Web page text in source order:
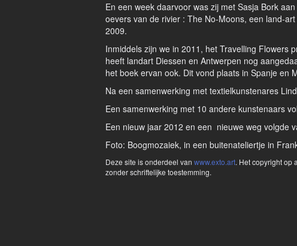
En een week daarvoor was zij met Sasja Bork
oevers van de rivier : The No-Moons, een land-
2009.
Inmiddels zijn we in 2011, het Travelling Flowers
heeft landart Diessen en Antwerpen nog
het boek ervan ook. Dit vond plaats in Spanje en
Na een samenwerking met textielkunstenares
Een samenwerking met 10 andere kunstenaars
Een nieuw jaar 2012 en een nieuwe weg volgde
Foto: Boogmozaiek, in een buitenateliertje in
Deze site is onderdeel van www.exto.art. Het copyright op
zonder schriftelijke toestemming.